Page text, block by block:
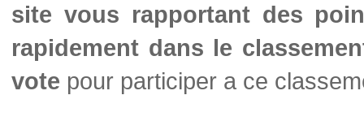
site vous rapportant des
rapidement dans le
vote pour participer a ce